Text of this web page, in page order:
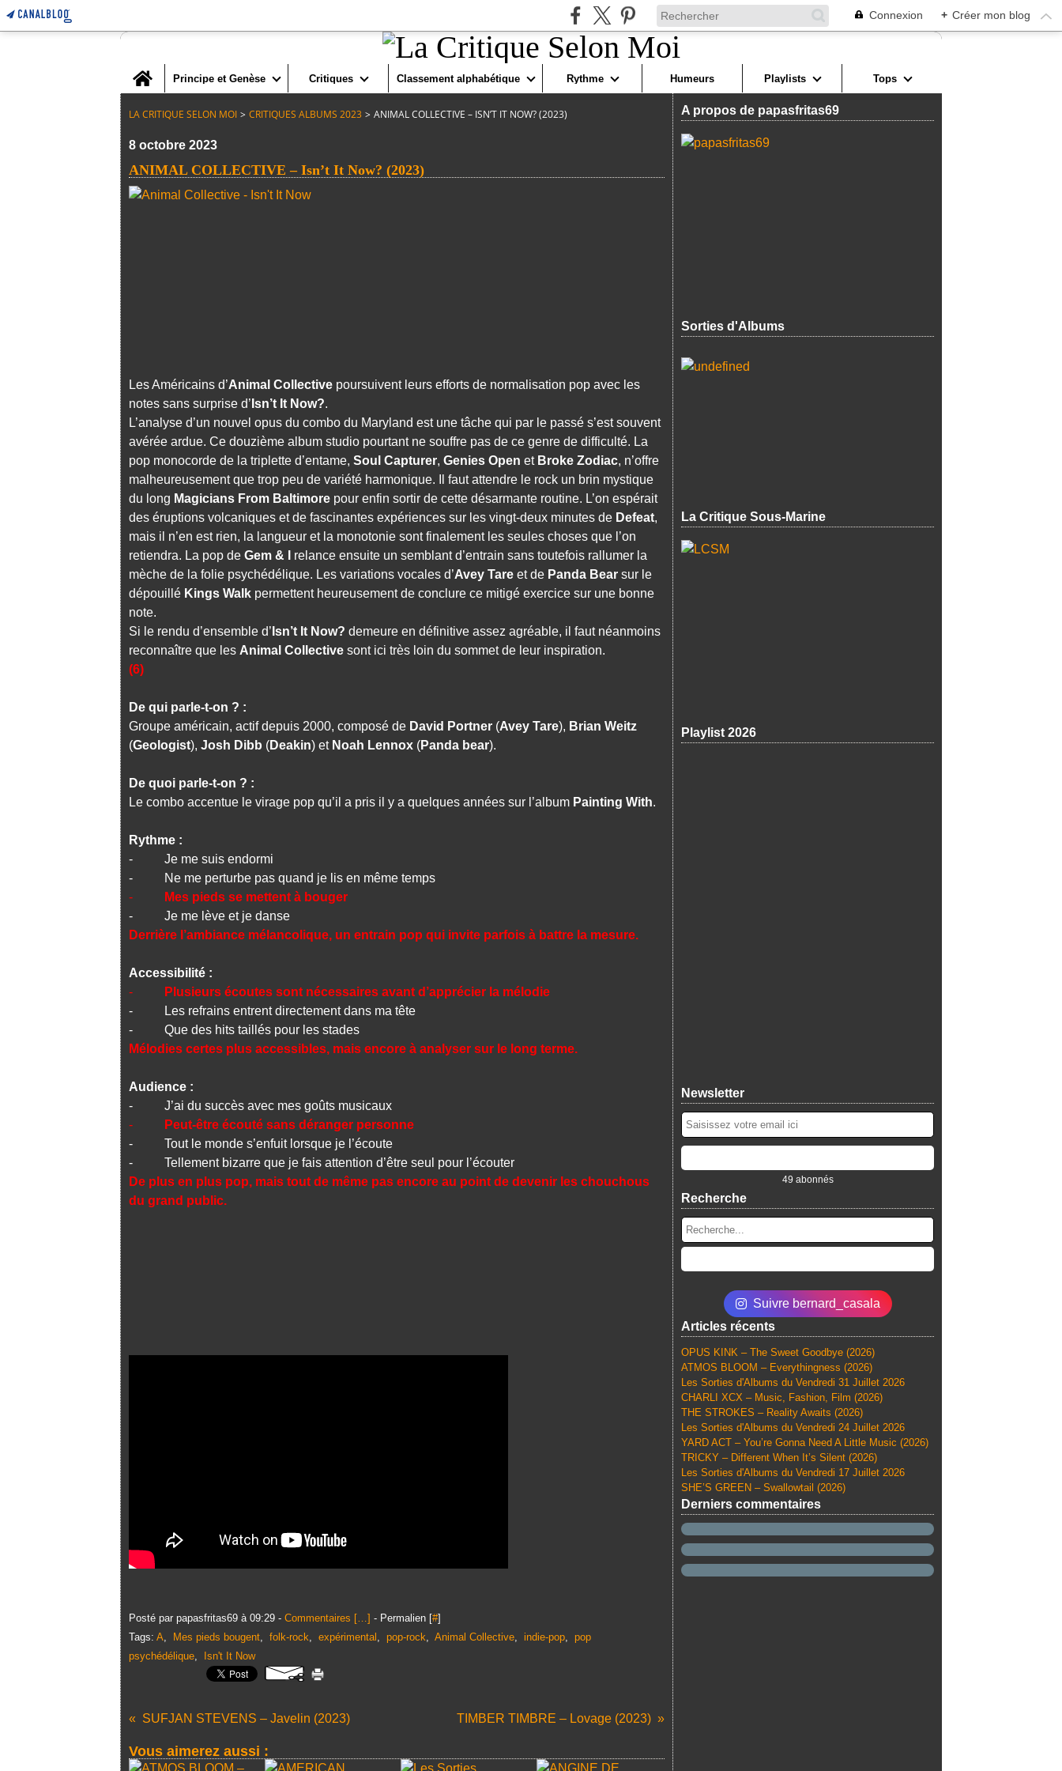
Connexion + Créer mon blog
Home
Principe et Genèse Critiques Classement alphabétique Rythme Humeurs Playlists Tops
LA CRITIQUE SELON MOI > CRITIQUES ALBUMS 2023 > ANIMAL COLLECTIVE – ISN’T IT NOW? (2023)
8 octobre 2023
ANIMAL COLLECTIVE – Isn’t It Now? (2023)
Les Américains d’Animal Collective poursuivent leurs efforts de normalisation pop avec les
notes sans surprise d’ Isn’t It Now?.
L’analyse d’un nouvel opus du combo du Maryland est une tâche qui par le passé s’est souvent
avérée ardue. Ce douzième album studio pourtant ne souffre pas de ce genre de difficulté. La
pop monocorde de la triplette d’entame, Soul Capturer, Genies Open et Broke Zodiac, n’offre
malheureusement que trop peu de variété harmonique. Il faut attendre le rock un brin mystique
du long Magicians From Baltimore pour enfin sortir de cette désarmante routine. L’on espérait
des éruptions volcaniques et de fascinantes expériences sur les vingt-deux minutes de Defeat,
mais il n’en est rien, la langueur et la monotonie sont finalement les seules choses que l’on
retiendra. La pop de Gem & I
relance ensuite un semblant d’entrain sans toutefois rallumer la
mèche de la folie psychédélique. Les variations vocales d’Avey Tare et de Panda Bear sur le
dépouillé Kings Walk permettent heureusement de conclure ce mitigé exercice sur une bonne
note.
Si le rendu d’ensemble d’ Isn’t It Now? demeure en définitive assez agréable, il faut néanmoins
reconnaître que les Animal Collective sont ici très loin du sommet de leur inspiration.
(6)
De qui parle-t-on ? :
Groupe américain, actif depuis 2000, composé de David Portner (Avey Tare), Brian Weitz
(Geologist), Josh Dibb (Deakin) et Noah Lennox (Panda bear).
De quoi parle-t-on ? :
Le combo accentue le virage pop qu’il a pris il y a quelques années sur l’album Painting With.
Rythme :
- Je me suis endormi
- Ne me perturbe pas quand je lis en même temps
-
Mes pieds se mettent à bouger
- Je me lève et je danse
Derrière l’ambiance mélancolique, un entrain pop qui invite parfois à battre la mesure.
Accessibilité :
-
Plusieurs écoutes sont nécessaires avant d’apprécier la mélodie
- Les refrains entrent directement dans ma tête
- Que des hits taillés pour les stades
Mélodies certes plus accessibles, mais encore à analyser sur le long terme.
Audience :
- J’ai du succès avec mes goûts musicaux
-
Peut-être écouté sans déranger personne
- Tout le monde s’enfuit lorsque je l’écoute
- Tellement bizarre que je fais attention d’être seul pour l’écouter
De plus en plus pop, mais tout de même pas encore au point de devenir les chouchous
du grand public.
Posté par papasfritas69 à 09:29 - Commentaires […] - Permalien [#]
Tags: A, Mes pieds bougent, folk-rock, expérimental , pop-rock, Animal Collective, indie-pop, pop
psychédélique, Isn't It Now
SUFJAN STEVENS – Javelin (2023) TIMBER TIMBRE – Lovage (2023)
Vous aimerez aussi :
A propos de papasfritas69
Sorties d'Albums
La Critique Sous-Marine
Playlist 2026
Newsletter
49 abonnés
Recherche
Suivre bernard_casala
Articles récents
OPUS KINK – The Sweet Goodbye (2026)
ATMOS BLOOM – Everythingness (2026)
Les Sorties d'Albums du Vendredi 31 Juillet 2026
CHARLI XCX – Music, Fashion, Film (2026)
THE STROKES – Reality Awaits (2026)
Les Sorties d'Albums du Vendredi 24 Juillet 2026
YARD ACT – You’re Gonna Need A Little Music (2026)
TRICKY – Different When It’s Silent (2026)
Les Sorties d'Albums du Vendredi 17 Juillet 2026
SHE’S GREEN – Swallowtail (2026)
Derniers commentaires